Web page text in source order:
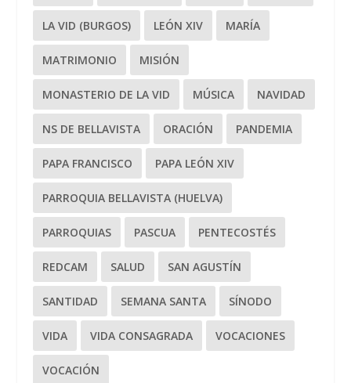
LA VID (BURGOS) LEÓN XIV MARÍA
MATRIMONIO MISIÓN
MONASTERIO DE LA VID MÚSICA NAVIDAD
NS DE BELLAVISTA ORACIÓN PANDEMIA
PAPA FRANCISCO PAPA LEÓN XIV
PARROQUIA BELLAVISTA (HUELVA)
PARROQUIAS PASCUA PENTECOSTÉS
REDCAM SALUD SAN AGUSTÍN
SANTIDAD SEMANA SANTA SÍNODO
VIDA VIDA CONSAGRADA VOCACIONES
VOCACIÓN